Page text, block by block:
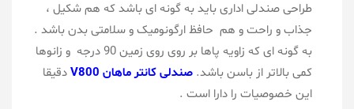
طراحی صندلی اداری باید به گونه ای باشد که هم شکیل ،
جذاب و راحت و هم حافظ ارگونومیک و سلامتی بدن باشد .
به گونه ای که زاویه پاها بر روی روی زمین 90 درجه و زانوها
کمی بالاتر از باسن باشد. صندلیکانترماهان V800
دقیقا
این خصوصیات را دارا است .